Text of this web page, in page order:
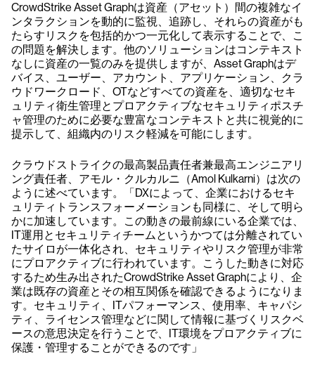
CrowdStrike Asset Graphは資産（アセット）間の複雑なイ
ンタラクションを動的に監視、追跡し、それらの資産がも
たらすリスクを包括的かつ一元化して表示することで、こ
の問題を解決します。他のソリューションはコンテキスト
なしに資産の一覧のみを提供しますが、Asset Graphはデ
バイス、ユーザー、アカウント、アプリケーション、クラ
ウドワークロード、OTなどすべての資産を、適切なセキ
ュリティ衛生管理とプロアクティブなセキュリティポスチ
ャ管理のために必要な豊富なコンテキストと共に視覚的に
提示して、組織内のリスク軽減を可能にします。
クラウドストライクの最高製品責任者兼最高エンジニアリ
ング責任者、アモル・クルカルニ（Amol Kulkarni）は次の
ように述べています。「DXによって、企業におけるセキ
ュリティトランスフォーメーションも同様に、そして明ら
かに加速しています。この動きの最前線にいる企業では、
IT運用とセキュリティチームというかつては分離されてい
たサイロが一体化され、セキュリティやリスク管理が非常
にプロアクティブに行われています。こうした動きに対応
するため生み出されたCrowdStrike Asset Graphにより、企
業は既存の資産とその相互関係を確認できるようになりま
す。セキュリティ、ITパフォーマンス、使用率、キャパシ
ティ、ライセンス管理などに関して情報に基づくリスクベ
ースの意思決定を行うことで、IT環境をプロアクティブに
保護・管理することができるのです」